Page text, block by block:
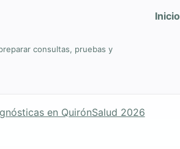
consultas, pruebas y
Inicio
en QuirónSalud 2026